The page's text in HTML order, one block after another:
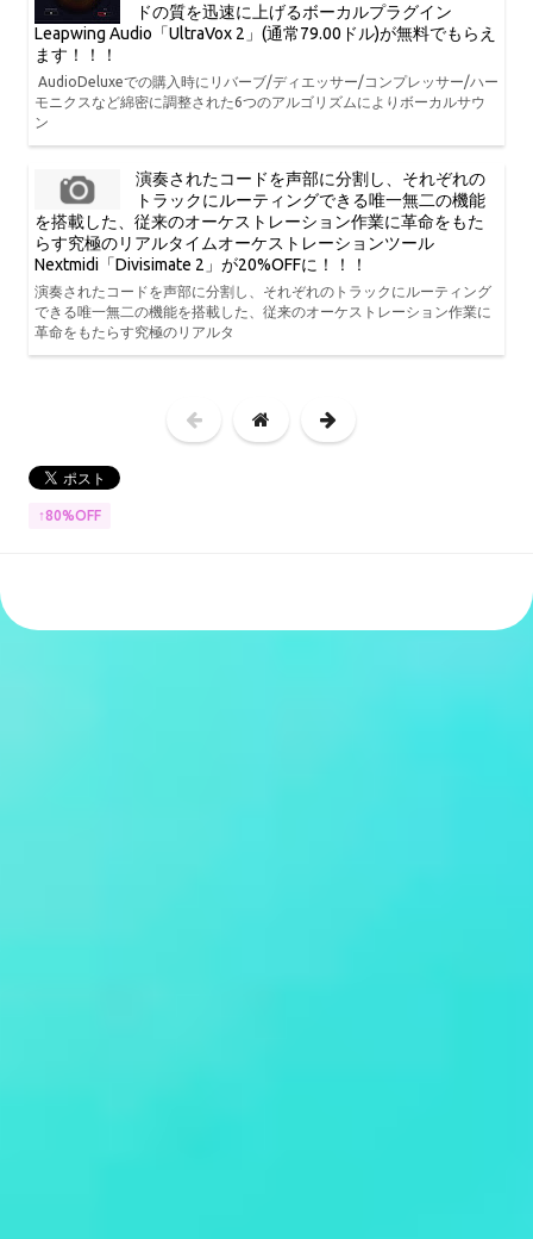
ドの質を迅速に上げるボーカルプラグイン
Leapwing Audio「UltraVox 2」(通常79.00ドル)が無料でもらえ
ます！！！
AudioDeluxeでの購入時にリバーブ/ディエッサー/コンプレッサー/ハー
モニクスなど綿密に調整された6つのアルゴリズムによりボーカルサウ
ン
演奏されたコードを声部に分割し、それぞれの
トラックにルーティングできる唯一無二の機能
を搭載した、従来のオーケストレーション作業に革命をもた
らす究極のリアルタイムオーケストレーションツール
Nextmidi「Divisimate 2」が20%OFFに！！！
演奏されたコードを声部に分割し、それぞれのトラックにルーティング
できる唯一無二の機能を搭載した、従来のオーケストレーション作業に
革命をもたらす究極のリアルタ
↑80%OFF